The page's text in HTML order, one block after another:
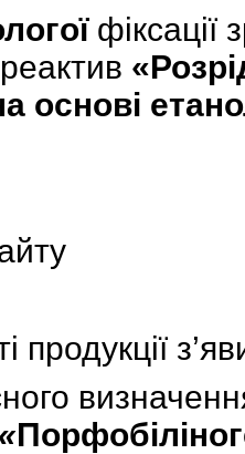
їфіксації
основі
продукції
«